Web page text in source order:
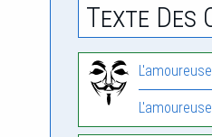
Texte Des